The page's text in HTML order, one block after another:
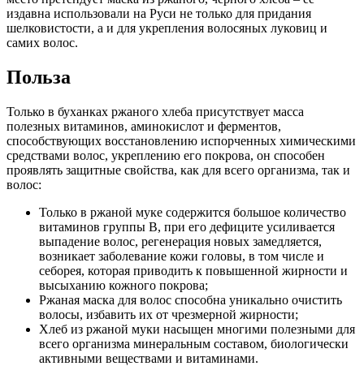
издавна использовали на Руси не только для придания
шелковистости, а и для укрепления волосяных луковиц и
самих волос.
Польза
Только в буханках ржаного хлеба присутствует масса
полезных витаминов, аминокислот и ферментов,
способствующих восстановлению испорченных химическими
средствами волос, укреплению его покрова, он способен
проявлять защитные свойства, как для всего организма, так и
волос:
Только в ржаной муке содержится большое количество
витаминов группы В, при его дефиците усиливается
выпадение волос, регенерация новых замедляется,
возникает заболевание кожи головы, в том числе и
себорея, которая приводить к повышенной жирности и
высыханию кожного покрова;
Ржаная маска для волос способна уникально очистить
волосы, избавить их от чрезмерной жирности;
Хлеб из ржаной муки насыщен многими полезными для
всего организма минеральным составом, биологически
активными веществами и витаминами.